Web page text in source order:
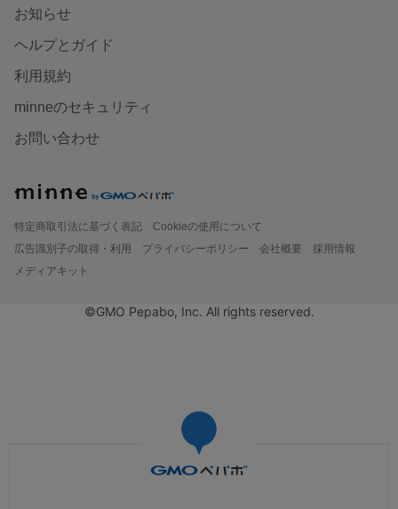
お知らせ
ヘルプとガイド
利用規約
minneのセキュリティ
お問い合わせ
特定商取引法に基づく表記
Cookieの使用について
広告識別子の取得・利用
プライバシーポリシー 会社概要
採用情報
メディアキット
©GMO Pepabo, Inc. All rights reserved.